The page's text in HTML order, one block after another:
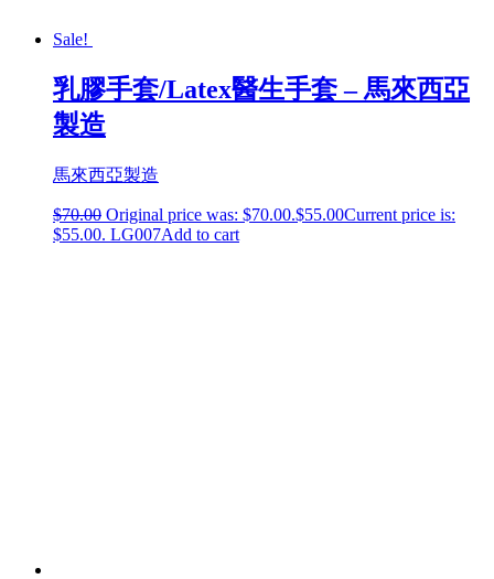
Sale!
乳膠手套/Latex醫生手套 – 馬來西亞
製造
馬來西亞製造
$70.00 Original price was: $70.00.$55.00Current price is:
$55.00. LG007Add to cart